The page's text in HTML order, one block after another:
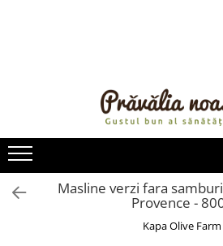
ULEIURI ȘI UNTURI
MĂSLINE
NUCI ȘI SEMINȚE
FRUCTE DESHIDRATATE
ÎNDULCITORI NATURALI / MIERE
Masline verzi fara
Provence -
Kapa Olive Farm